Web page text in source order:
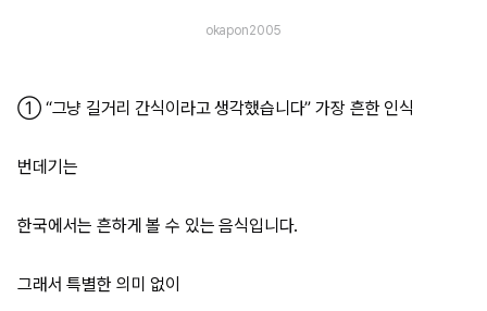
okapon2005
① “그냥 길거리 간식이라고 생각했습니다” 가장 흔한 인식
번데기는
한국에서는 흔하게 볼 수 있는 음식입니다.
그래서 특별한 의미 없이